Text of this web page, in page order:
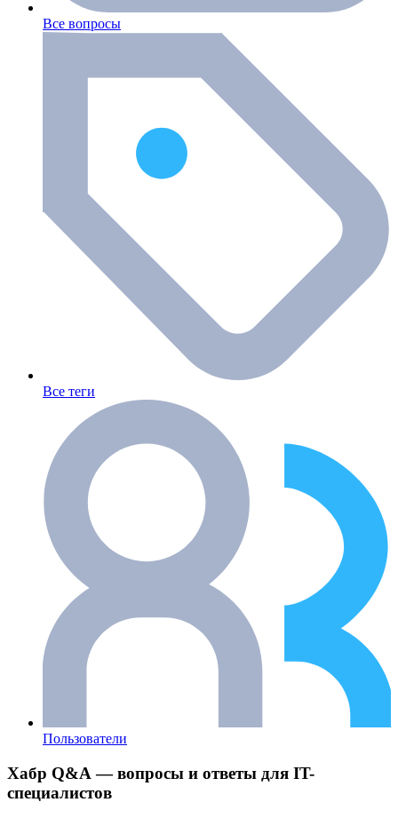
Все вопросы
Все теги
Пользователи
Хабр Q&A — вопросы и ответы для IT-
специалистов